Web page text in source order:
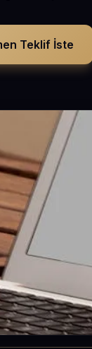
Teklif İste